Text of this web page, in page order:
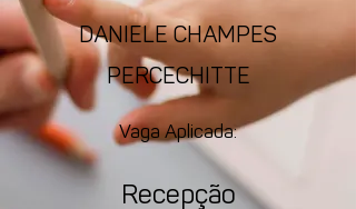
DANIELE CHAMPES
PERCECHITTE
Vaga Aplicada:
Recepção